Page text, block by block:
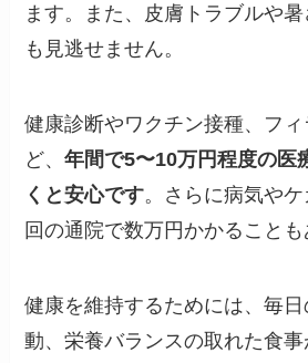
ます。また、皮膚トラブルや
も見逃せません。
健康診断やワクチン接種、フ
ど、年間で5〜10万円程度の医
くと安心です。さらに病気や
回の通院で数万円かかることも
健康を維持するためには、毎
動、栄養バランスの取れた食事